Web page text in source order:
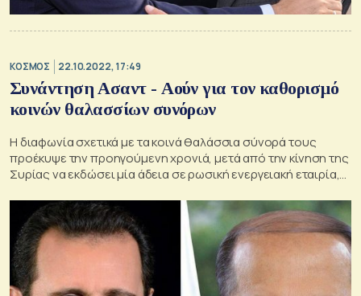
ΚΟΣΜΟΣ 22.10.2022, 17:49
Συνάντηση Ασαντ - Αούν για τον καθορισμό
κοινών θαλασσίων συνόρων
Η διαφωνία σχετικά με τα κοινά θαλάσσια σύνορά τους
προέκυψε την προηγούμενη χρονιά, μετά από την κίνηση της
Συρίας να εκδώσει μία άδεια σε ρωσική ενεργειακή εταιρία,